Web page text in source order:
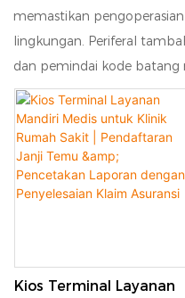
memastikan
lingkungan. Periferal
dan pemindai kode batang
Kios Terminal Layanan